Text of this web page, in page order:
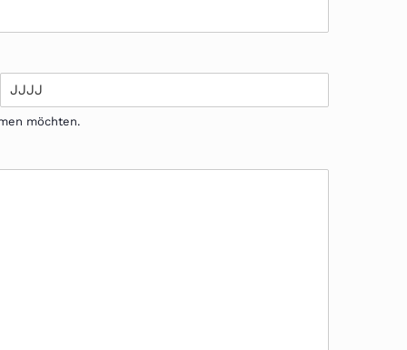
möchten.